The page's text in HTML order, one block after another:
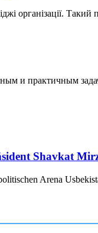
організації.
и практичным
Shavkat
Arena